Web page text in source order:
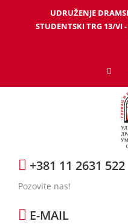
UDRUŽENJE
STUDENTSKI TRG 13/VI
+381 11 2631 522
Pozovite nas!
E-MAIL